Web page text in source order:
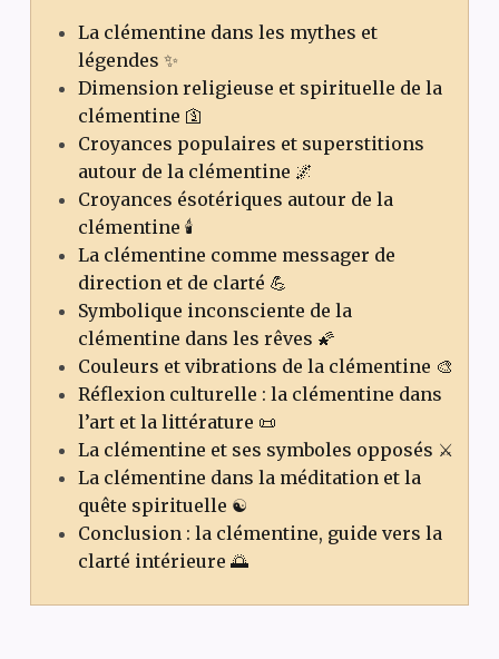
La clémentine dans les mythes et
légendes ✨
Dimension religieuse et spirituelle de la
clémentine 🛐
Croyances populaires et superstitions
autour de la clémentine 🌌
Croyances ésotériques autour de la
clémentine 🕯️
La clémentine comme messager de
direction et de clarté 💪
Symbolique inconsciente de la
clémentine dans les rêves 🌠
Couleurs et vibrations de la clémentine 🎨
Réflexion culturelle : la clémentine dans
l’art et la littérature 📜
La clémentine et ses symboles opposés ⚔️
La clémentine dans la méditation et la
quête spirituelle ☯️
Conclusion : la clémentine, guide vers la
clarté intérieure 🌅